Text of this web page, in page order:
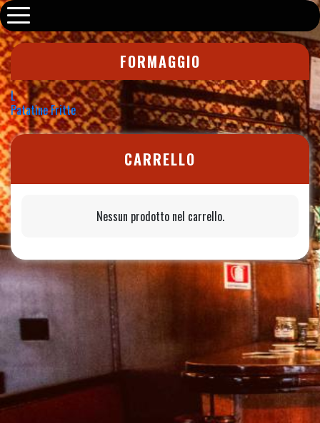
Old Fox Pub
FORMAGGIO
Navigazione
articoli
L
Patatine Fritte
CARRELLO
Nessun prodotto nel carrello.